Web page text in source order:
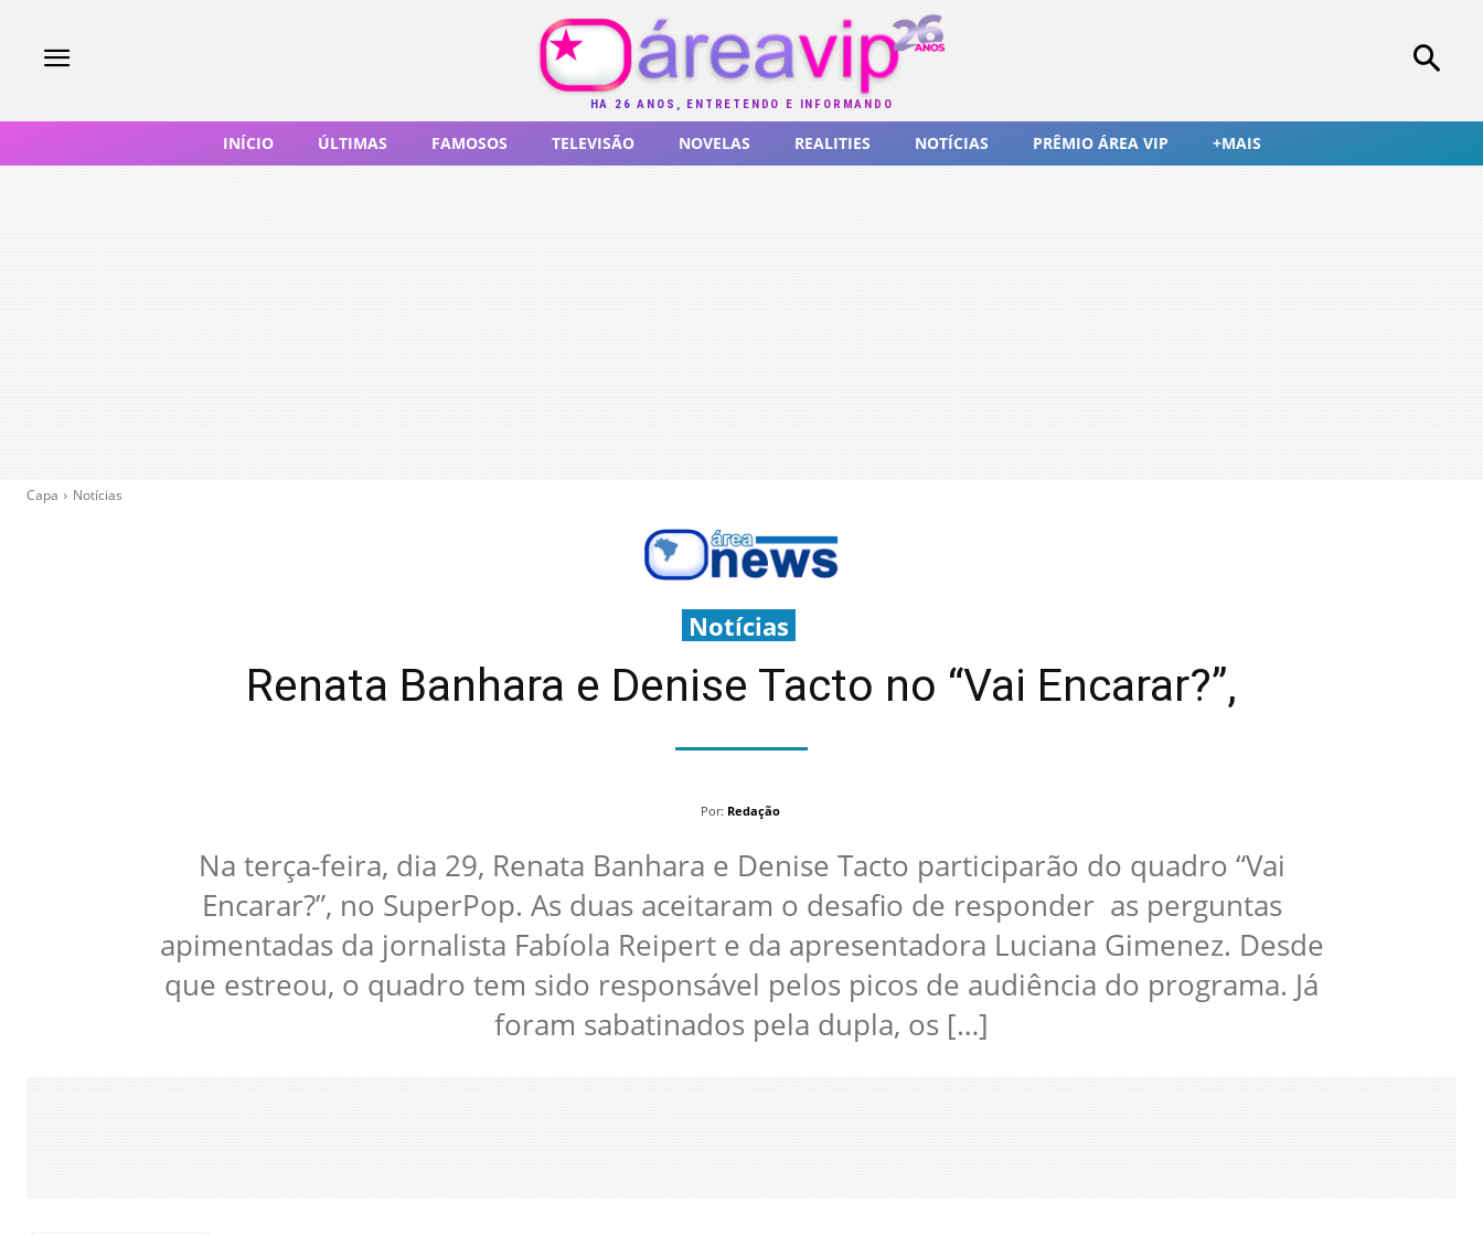
HÁ 26 ANOS, ENTRETENDO E INFORMANDO
INÍCIO ÚLTIMAS FAMOSOS TELEVISÃO NOVELAS REALITIES NOTÍCIAS PRÊMIO ÁREA VIP +MAIS
Capa Notícias
Notícias
Renata Banhara e Denise Tacto no “Vai Encarar?”,
Por: Redação
Na terça-feira, dia 29, Renata Banhara e Denise Tacto participarão do quadro “Vai
Encarar?”, no SuperPop. As duas aceitaram o desafio de responder as perguntas
apimentadas da jornalista Fabíola Reipert e da apresentadora Luciana Gimenez. Desde
que estreou, o quadro tem sido responsável pelos picos de audiência do programa. Já
foram sabatinados pela dupla, os […]